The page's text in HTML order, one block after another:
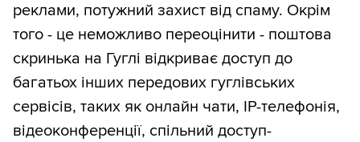
реклами, потужний захист від спаму. Окрім
того - це неможливо переоцінити - поштова
скринька на Гуглі відкриває доступ до
багатьох інших передових гуглівських
сервісів, таких як онлайн чати, IP-телефонія,
відеоконференції, спільний доступ-